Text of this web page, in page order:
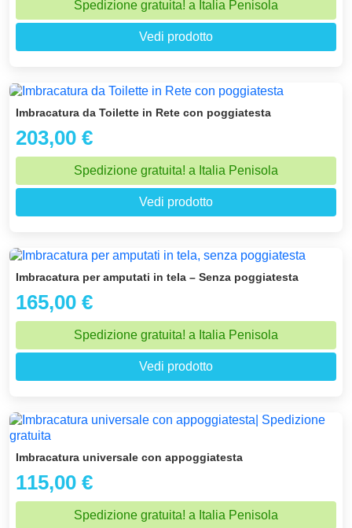
Spedizione gratuita! a Italia Penisola
Vedi prodotto
Imbracatura da Toilette in Rete con poggiatesta
203,00 €
Spedizione gratuita! a Italia Penisola
Vedi prodotto
Imbracatura per amputati in tela – Senza poggiatesta
165,00 €
Spedizione gratuita! a Italia Penisola
Vedi prodotto
Imbracatura universale con appoggiatesta
115,00 €
Spedizione gratuita! a Italia Penisola